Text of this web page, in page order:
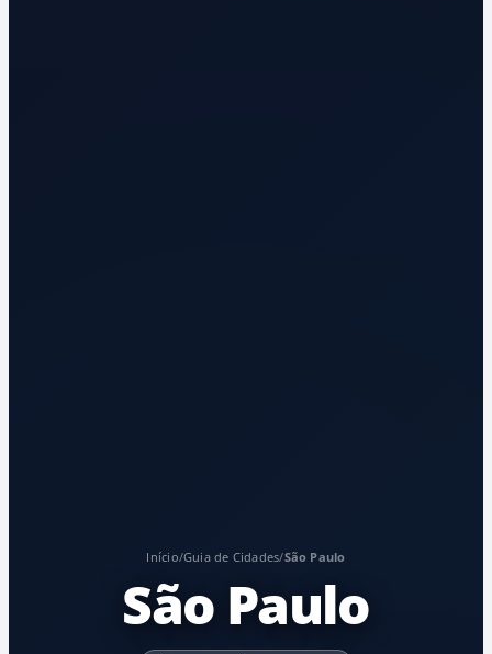
Início/Guia de Cidades/São Paulo
São Paulo